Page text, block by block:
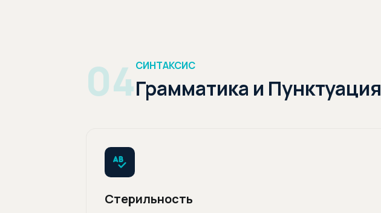
04СИНТАКСИС
Грамматика и Пунктуация
Стерильность